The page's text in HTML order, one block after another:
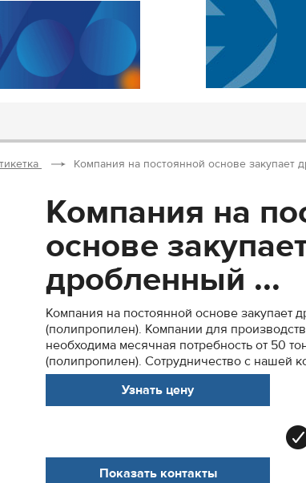
Компания на постоянной основе закупает
Компания на
основе
дробленный ...
Компания на постоянной основе закупает
(полипропилен). Компании для
необходима месячная потребность от 50
(полипропилен). Сотрудничество с нашей
Узнать цену
Показать контакты